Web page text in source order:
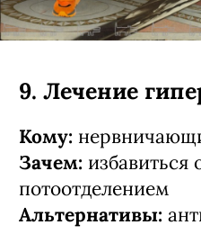
9. Лечение
Кому:
Зачем: избавиться
потоотделением
Альтернативы: